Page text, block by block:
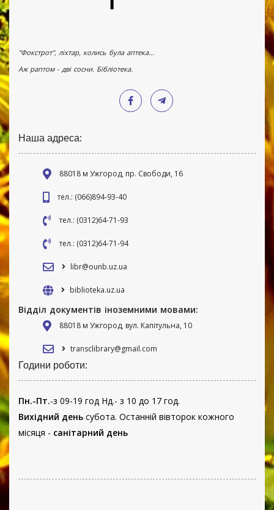
"Фокстрот", ліхтар, колись була аптека...
Аж раптом - дві сосни. Бібліотека.
Наша адреса:
88018 м Ужгород, пр. Свободи, 16
тел.: (066)894-93-40
тел.: (0312)64-71-93
тел.: (0312)64-71-94
libr@ounb.uz.ua
biblioteka.uz.ua
Відділ документів іноземними мовами:
88018 м Ужгород, вул. Капітульна, 10
transclibrary@gmail.com
Години роботи:
Пн.-Пт.-з 09-19 год Нд.- з 10 до 17 год.
Вихідний день субота. Останній вівторок кожного
місяця - санітарний день